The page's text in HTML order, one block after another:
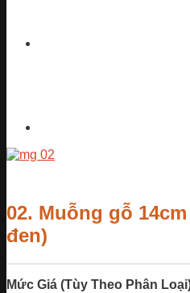
02. Muỗng gỗ
đen)
Mức Giá (Tùy Theo Phân